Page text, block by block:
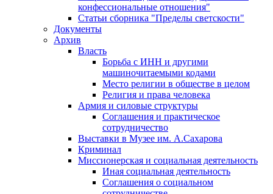
конфессиональные отношения"
Статьи сборника "Пределы светскости"
Документы
Архив
Власть
Борьба с ИНН и другими
машиночитаемыми кодами
Место религии в обществе в целом
Религия и права человека
Армия и силовые структуры
Соглашения и практическое
сотрудничество
Выставки в Музее им. А.Сахарова
Криминал
Миссионерская и социальная деятельность
Иная социальная деятельность
Соглашения о социальном